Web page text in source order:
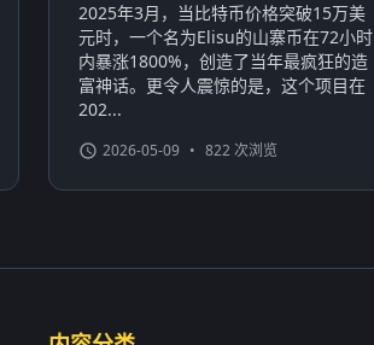
2025年3月，当比特币价格突破15万美
元时，一个名为Elisu的山寨币在72小时
内暴涨1800%，创造了当年最疯狂的造
富神话。更令人震惊的是，这个项目在
202...
2026-05-09 • 822 次浏览